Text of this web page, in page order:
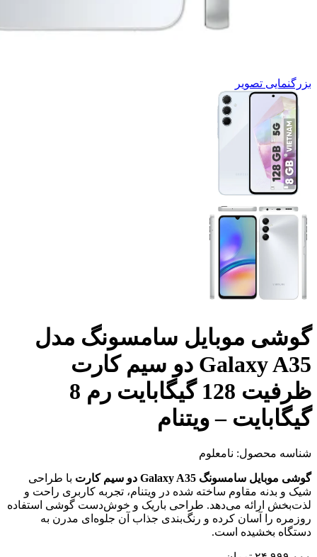
بزرگنمایی تصویر
گوشی موبایل سامسونگ مدل
Galaxy A35 دو سیم کارت
ظرفیت 128 گیگابایت رم 8
گیگابایت – ویتنام
شناسه محصول: نامعلوم
گوشی موبایل سامسونگ Galaxy A35 دو سیم کارت
با طراحی
شیک و بدنه مقاوم ساخته شده در ویتنام، تجربه کاربری راحت و
لذت‌بخش ارائه می‌دهد. طراحی باریک و خوش‌دست گوشی استفاده
روزمره را آسان کرده و رنگ‌بندی جذاب آن جلوه‌ای مدرن به
دستگاه بخشیده است.